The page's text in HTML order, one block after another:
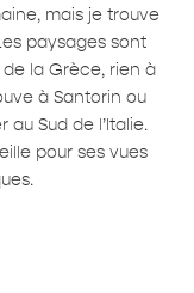
mais je trouve
paysages sont
la Grèce, rien à
à Santorin ou
Sud de l’Italie.
pour ses vues